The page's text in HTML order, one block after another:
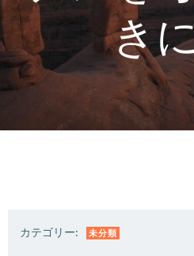
き
カテゴリー: 未分類